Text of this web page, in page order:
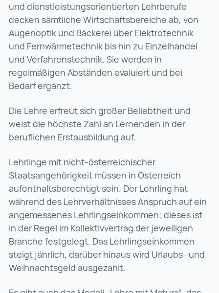
und dienstleistungs­orientierten Lehrberufe
decken sämtliche Wirtschaftsbereiche ab, von
Augenoptik und Bäckerei über Elektrotechnik
und Fernwärmetechnik bis hin zu Einzelhandel
und Verfahrenstechnik. Sie werden in
regelmäßigen Abständen evaluiert und bei
Bedarf ergänzt.
Die Lehre erfreut sich großer Beliebtheit und
weist die höchste Zahl an Lernenden in der
beruflichen Erstausbildung auf.
Lehrlinge mit nicht-österreichischer
Staatsangehörigkeit müssen in Österreich
aufenthaltsberechtigt sein. Der Lehrling hat
während des Lehrverhältnisses Anspruch auf ein
angemessenes Lehrlings­einkommen; dieses ist
in der Regel im Kollektivvertrag der jeweiligen
Branche festgelegt. Das Lehrlings­einkommen
steigt jährlich, darüber hinaus wird Urlaubs- und
Weihnachtsgeld ausgezahlt.